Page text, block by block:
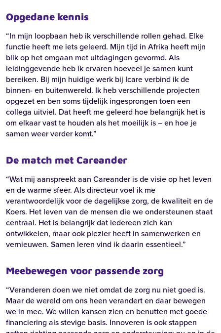
Opgedane kennis
“In mijn loopbaan heb ik verschillende rollen gehad. Elke
functie heeft me iets geleerd. Mijn tijd in Afrika heeft mijn
blik op het omgaan met uitdagingen gevormd. Als
leidinggevende heb ik ervaren hoeveel je samen kunt
bereiken. Bij mijn huidige werk bij Icare verbind ik de
binnen- en buitenwereld. Ik heb verschillende projecten
opgezet en ben soms tijdelijk ingesprongen toen een
collega uitviel. Dat heeft me geleerd hoe belangrijk het is
om elkaar vast te houden als het moeilijk is – en hoe je
samen weer verder komt.”
De match met Careander
“Wat mij aanspreekt aan Careander is de visie op het leven
en de warme sfeer. Als directeur voel ik me
verantwoordelijk voor de dagelijkse zorg, de kwaliteit en de
Koers. Het leven van de mensen die we ondersteunen staat
centraal. Het is belangrijk dat iedereen zich kan
ontwikkelen, maar ook plezier heeft in samenwerken en
vernieuwen. Samen leren vind ik daarin essentieel.”
Meebewegen voor passende zorg
“Veranderen doen we niet omdat de zorg nu niet goed is.
Maar de wereld om ons heen verandert en daar bewegen
we in mee. We willen kansen zien en benutten met goede
financiering als stevige basis. Innoveren is ook stappen